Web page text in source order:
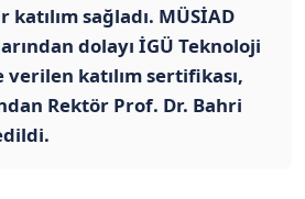
katılım sağladı. MÜSİAD
dolayı İGÜ Teknoloji
verilen katılım sertifikası,
Rektör Prof. Dr. Bahri